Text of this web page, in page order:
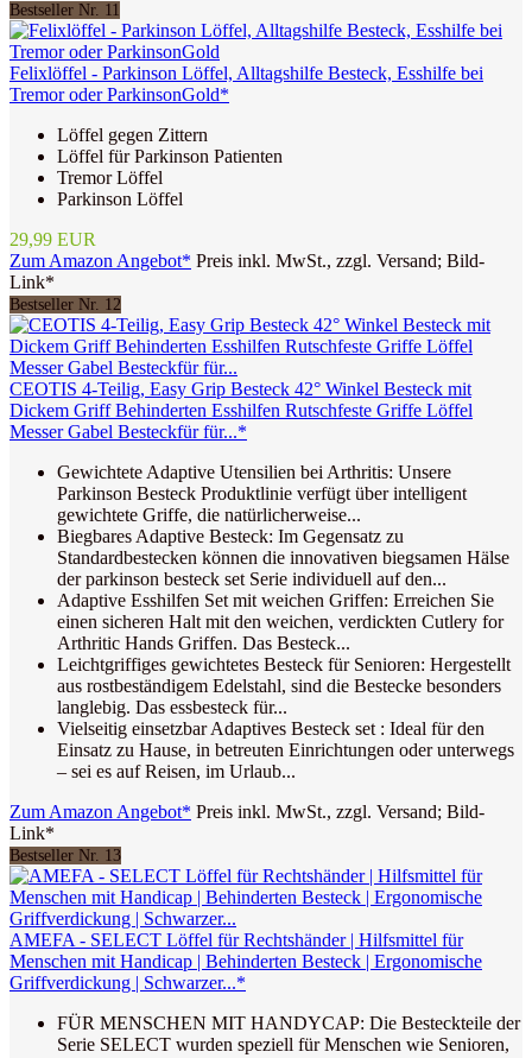
Bestseller Nr. 11
Felixlöffel - Parkinson Löffel, Alltagshilfe Besteck, Esshilfe bei
Tremor oder ParkinsonGold*
Löffel gegen Zittern
Löffel für Parkinson Patienten
Tremor Löffel
Parkinson Löffel
29,99 EUR
Zum Amazon Angebot* Preis inkl. MwSt., zzgl. Versand; Bild-
Link*
Bestseller Nr. 12
CEOTIS 4-Teilig, Easy Grip Besteck 42° Winkel Besteck mit
Dickem Griff Behinderten Esshilfen Rutschfeste Griffe Löffel
Messer Gabel Besteckfür für...*
Gewichtete Adaptive Utensilien bei Arthritis: Unsere
Parkinson Besteck Produktlinie verfügt über intelligent
gewichtete Griffe, die natürlicherweise...
Biegbares Adaptive Besteck: Im Gegensatz zu
Standardbestecken können die innovativen biegsamen Hälse
der parkinson besteck set Serie individuell auf den...
Adaptive Esshilfen Set mit weichen Griffen: Erreichen Sie
einen sicheren Halt mit den weichen, verdickten Cutlery for
Arthritic Hands Griffen. Das Besteck...
Leichtgriffiges gewichtetes Besteck für Senioren: Hergestellt
aus rostbeständigem Edelstahl, sind die Bestecke besonders
langlebig. Das essbesteck für...
Vielseitig einsetzbar Adaptives Besteck set : Ideal für den
Einsatz zu Hause, in betreuten Einrichtungen oder unterwegs
– sei es auf Reisen, im Urlaub...
Zum Amazon Angebot* Preis inkl. MwSt., zzgl. Versand; Bild-
Link*
Bestseller Nr. 13
AMEFA - SELECT Löffel für Rechtshänder | Hilfsmittel für
Menschen mit Handicap | Behinderten Besteck | Ergonomische
Griffverdickung | Schwarzer...*
FÜR MENSCHEN MIT HANDYCAP: Die Besteckteile der
Serie SELECT wurden speziell für Menschen wie Senioren,